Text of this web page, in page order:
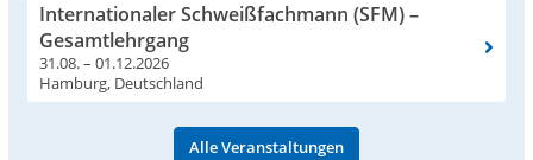
Internationaler Schweißfachmann (SFM) –
Gesamtlehrgang
31.08. – 01.12.2026
Hamburg, Deutschland
Alle Veranstaltungen